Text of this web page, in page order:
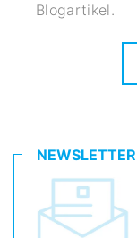
Blogartikel.
NEWSLETTER